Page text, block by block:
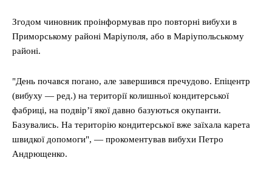
Згодом чиновник проінформував про повторні вибухи в
Приморському районі Маріуполя, або в Маріупольському
районі.
"День почався погано, але завершився пречудово. Епіцентр
(вибуху — ред.) на території колишньої кондитерської
фабриці, на подвір’ї якої давно базуються окупанти.
Базувались. На територію кондитерської вже заїхала карета
швидкої допомоги", — прокоментував вибухи Петро
Андрющенко.